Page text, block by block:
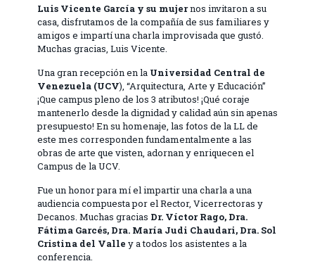
Luis Vicente García y su mujernos invitaron a su
casa, disfrutamos de la compañía de sus familiares y
amigos e impartí una charla improvisada que gustó.
Muchas gracias, Luis Vicente.
Una gran recepción en la Universidad Central de
Venezuela (UCV), “Arquitectura, Arte y Educación”
¡Que campus pleno de los 3 atributos! ¡Qué coraje
mantenerlo desde la dignidad y calidad aún sin apenas
presupuesto! En su homenaje, las fotos de la LL de
este mes corresponden fundamentalmente a las
obras de arte que visten, adornan y enriquecen el
Campus de la UCV.
Fue un honor para mí el impartir una charla a una
audiencia compuesta por el Rector, Vicerrectoras y
Decanos. Muchas gracias Dr. Víctor Rago, Dra.
Fátima Garcés, Dra. María Judi Chaudari, Dra. Sol
Cristina del Valle y a todos los asistentes a la
conferencia.